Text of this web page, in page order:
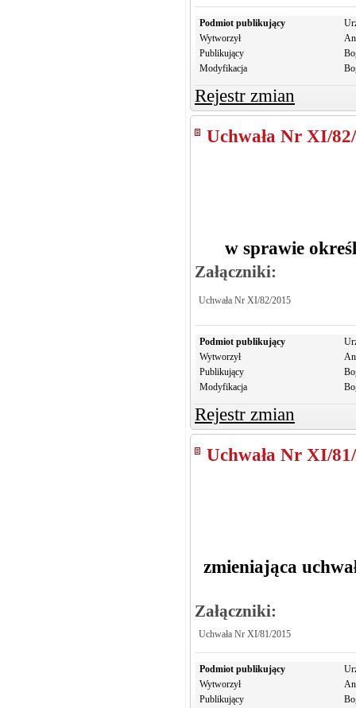
Podmiot publikujący
Wytworzył
Publikujący
Modyfikacja
Rejestr zmian
Uchwała Nr XI/
w sprawie
Załączniki:
Uchwała Nr XI/82/2015
Podmiot publikujący
Wytworzył
Publikujący
Modyfikacja
Rejestr zmian
Uchwała Nr XI/
zmieniająca
Załączniki:
Uchwała Nr XI/81/2015
Podmiot publikujący
Wytworzył
Publikujący